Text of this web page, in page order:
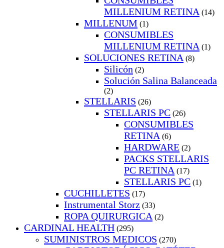
MILLENIUM RETINA (14)
MILLENUM (1)
CONSUMIBLES
MILLENIUM RETINA (1)
SOLUCIONES RETINA (8)
Silicón (2)
Solución Salina Balanceada
(2)
STELLARIS (26)
STELLARIS PC (26)
CONSUMIBLES
RETINA (6)
HARDWARE (2)
PACKS STELLARIS
PC RETINA (17)
STELLARIS PC (1)
CUCHILLETES (17)
Instrumental Storz (33)
ROPA QUIRURGICA (2)
CARDINAL HEALTH (295)
SUMINISTROS MEDICOS (270)